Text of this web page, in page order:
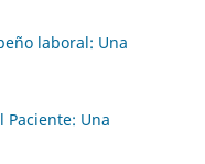
laboral: Una
Una